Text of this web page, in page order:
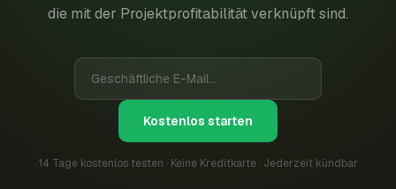
die mit der Projektprofitabilität verknüpft sind.
Kostenlos starten
14 Tage kostenlos testen · Keine Kreditkarte · Jederzeit kündbar